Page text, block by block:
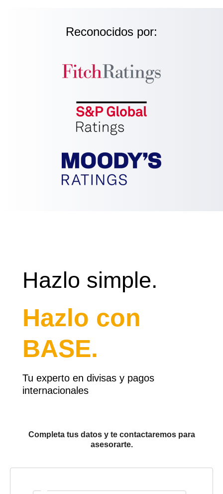
Reconocidos por:
Hazlo simple.
Hazlo con
BASE.
Tu experto en divisas y pagos
internacionales
Completa tus datos y te contactaremos para
asesorarte.